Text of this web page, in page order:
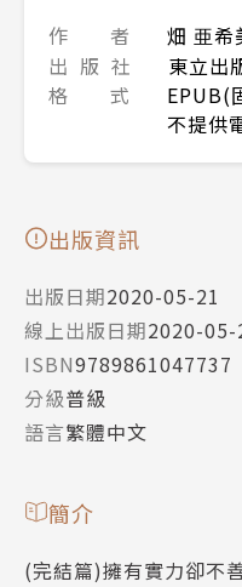
作 者
畑 亜希
出 版 社
東立出
格 式
EPUB(
不提供
出版資訊
出版日期2020-05-21
線上出版日期2020-05-
ISBN9789861047737
分級普級
語言繁體中文
簡介
(完結篇)擁有實力卻不